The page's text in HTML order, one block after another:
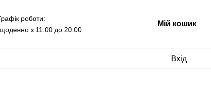
роботи:
щоденно з 11:00 до 20:00
Мій кошик
Вхід